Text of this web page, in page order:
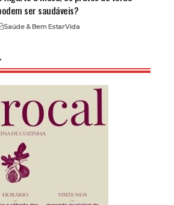
ser saudáveis?
Saúde & Bem EstarVida